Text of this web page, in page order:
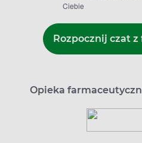
Ciebie
Rozpocznij czat
Opieka